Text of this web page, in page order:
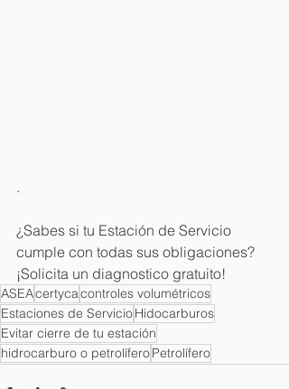
.
¿Sabes si tu Estación de Servicio
cumple con todas sus obligaciones?
¡Solicita un diagnostico gratuito!
ASEAcertycacontroles volumétricos
Estaciones de ServicioHidocarburos
Evitar cierre de tu estación
hidrocarburo o petrolíferoPetrolífero